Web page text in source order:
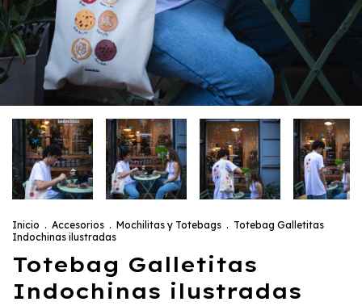
Inicio . Accesorios . Mochilitas y Totebags . Totebag Galletitas
Indochinas ilustradas
Totebag Galletitas
Indochinas ilustradas